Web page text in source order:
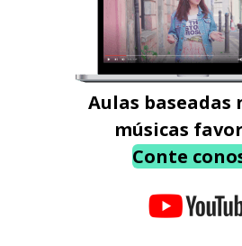
Aulas baseadas
músicas
Conte